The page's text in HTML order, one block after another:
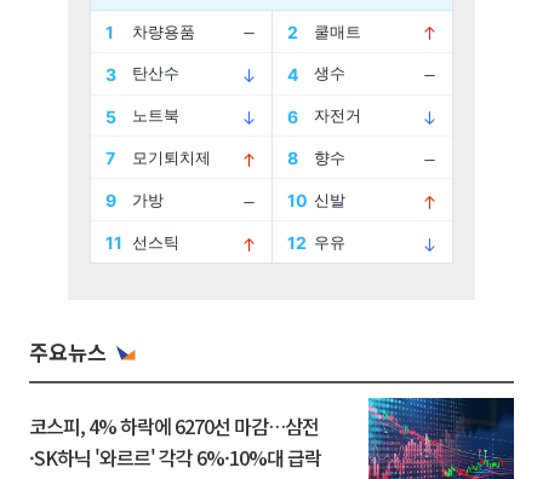
주요뉴스
코스피, 4% 하락에 6270선 마감…삼전
·SK하닉 '와르르' 각각 6%·10%대 급락